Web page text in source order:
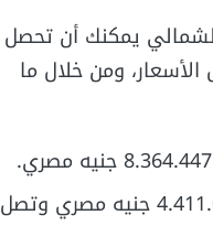
يمكنك أن تحصل
ومن خلال ما
تتراوح أسعار الوحدات من: 4.411.000 جنيه مصري وتصل